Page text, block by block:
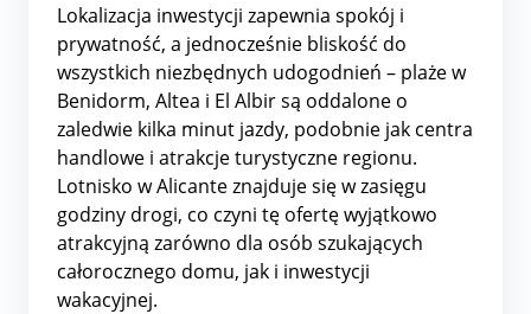
Lokalizacja inwestycji zapewnia spokój i
prywatność, a jednocześnie bliskość do
wszystkich niezbędnych udogodnień – plaże w
Benidorm, Altea i El Albir są oddalone o
zaledwie kilka minut jazdy, podobnie jak centra
handlowe i atrakcje turystyczne regionu.
Lotnisko w Alicante znajduje się w zasięgu
godziny drogi, co czyni tę ofertę wyjątkowo
atrakcyjną zarówno dla osób szukających
całorocznego domu, jak i inwestycji
wakacyjnej.